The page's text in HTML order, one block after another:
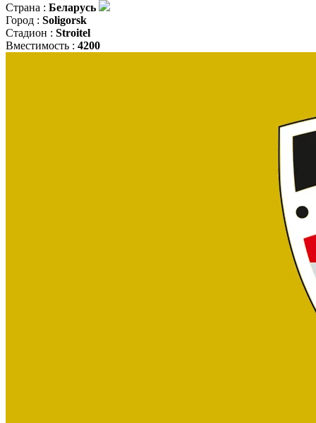
Страна : Беларусь
Город : Soligorsk
Стадион : Stroitel
Вместимость : 4200